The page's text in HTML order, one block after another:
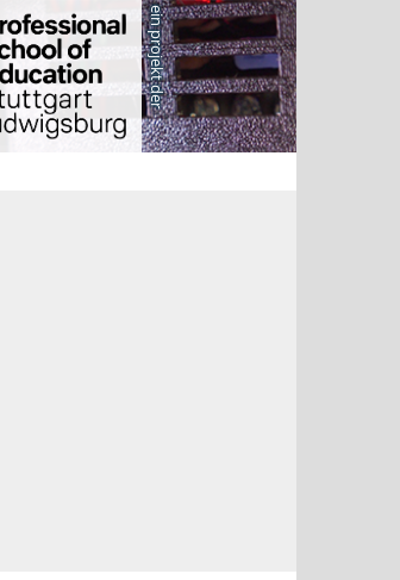
ein projekt der